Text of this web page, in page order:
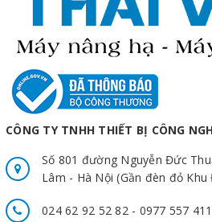
CÔNG TY TNHH THIẾT BỊ CÔNG
Số 801 đường Nguyễn Đức
Lâm - Hà Nội (Gần đèn đỏ
024 62 92 52 82 - 0977 557 411